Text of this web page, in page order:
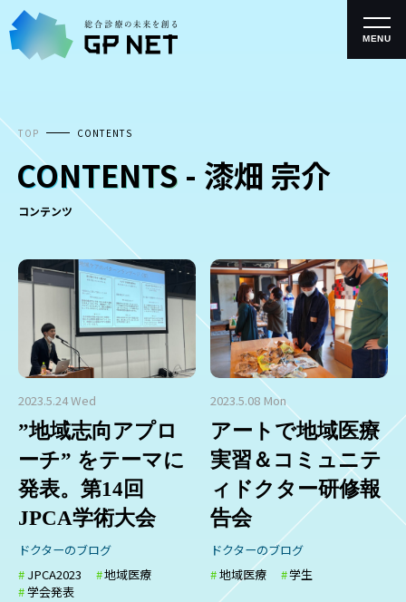
ン
テ
キ
MENU
TOP CONTENTS
CONTENTS - 漆畑 宗介
コンテンツ
2023.5.24 Wed
”地域志向アプロ
ーチ” をテーマに
発表。第14回
JPCA学術大会
ドクターのブログ
JPCA2023
地域医療
学会発表
2023.5.08 Mon
アートで地域医療
実習＆コミュニテ
ィドクター研修報
告会
ドクターのブログ
地域医療
学生